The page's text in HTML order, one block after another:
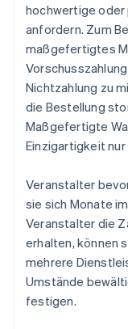
hochwertige
anfordern. Zum
maßgefertigtes
Nichtzahlung zu
die Bestellung
Maßgefertigte
Einzigartigkeit
Veranstalter
sie sich Monate
Veranstalter die
erhalten, können
mehrere
Umstände
festigen.